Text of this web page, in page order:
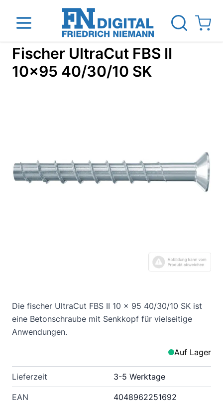
Direkt zum Inhalt
View
Fischer UltraCut FBS II
10x95 40/30/10 SK
Die fischer UltraCut FBS II 10 x 95 40/30/10 SK ist
eine Betonschraube mit Senkkopf für vielseitige
Anwendungen.
Auf Lager
Lieferzeit 3-5 Werktage
EAN 4048962251692